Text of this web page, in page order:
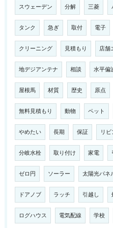
スウェーデン 分解 三菱
タンク 急ぎ 取付 電子
クリーニング 見積もり 店舗
地デジアンテナ 相談 水平偏
屋根馬 材質 歴史 原点
無料見積もり 動物 ペット
やめたい 長期 保証 リ
分岐水栓 取り付け 家電
ゼロ円 ソーラー 太陽光パネ
ドアノブ ラッチ 引越し
ログハウス 電気配線 学校